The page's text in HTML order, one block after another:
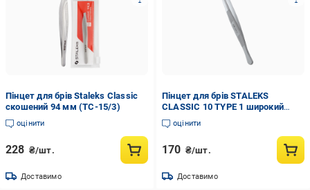
Пінцет для брів Staleks Classic
скошений 94 мм (TC-15/3)
оцінити
228 ₴/шт.
Доставимо
Пінцет для брів STALEKS
CLASSIC 10 TYPE 1 широкий
прямий (TC-10/1)
оцінити
170 ₴/шт.
Доставимо